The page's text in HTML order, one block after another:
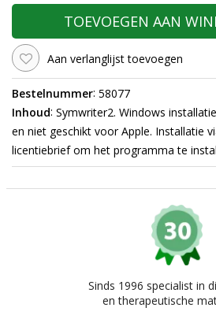
TOEVOEGEN AAN
Aan verlanglijst toevoegen
Bestelnummer: 58077
Inhoud: Symwriter2. Windows
en niet geschikt voor Apple. Installatie
licentiebrief om het programma te
Sinds 1996 specialist in
en therapeutische